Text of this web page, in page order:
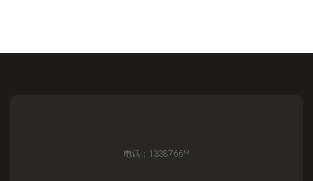
电话：1338766**